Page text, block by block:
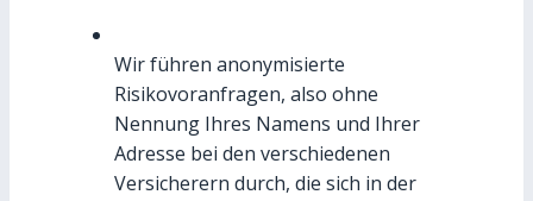
Wir führen anonymisierte
Risikovoranfragen, also ohne
Nennung Ihres Namens und Ihrer
Adresse bei den verschiedenen
Versicherern durch, die sich in der